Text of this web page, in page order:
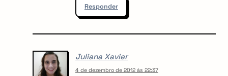
Responder
Juliana Xavier
4 de dezembro de 2012 às 22:37